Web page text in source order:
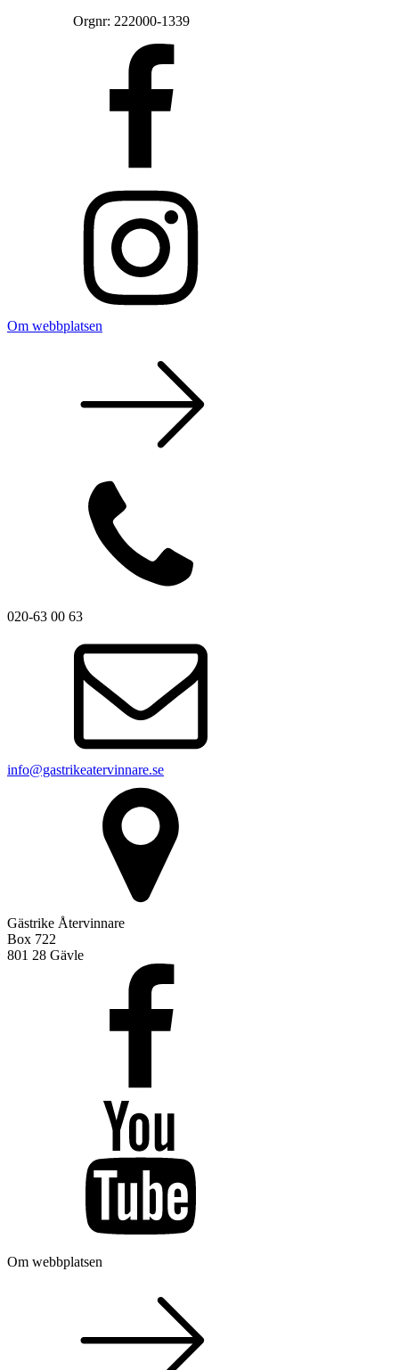
Orgnr: 222000-1339
Om webbplatsen
020-63 00 63
info@gastrikeatervinnare.se
Gästrike Återvinnare
Box 722
801 28 Gävle
Om webbplatsen